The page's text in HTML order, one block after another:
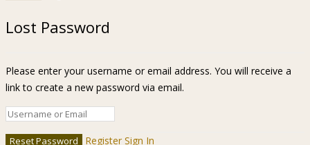
Lost Password
Please enter your username or email address. You will receive a
link to create a new password via email.
Register Sign In